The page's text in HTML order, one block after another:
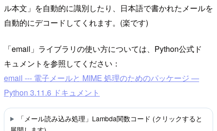
ル本文」を自動的に識別したり、日本語で書かれたメールを
自動的にデコードしてくれます。(楽です)
「email」ライブラリの使い方については、Python公式ド
キュメントを参照してください：
email --- 電子メールと MIME 処理のためのパッケージ —
Python 3.11.6 ドキュメント
「メール読み込み処理」Lambda関数コード (クリックすると